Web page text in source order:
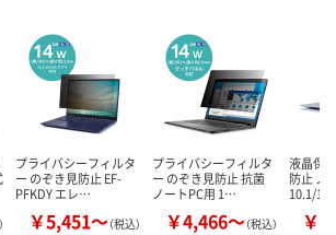
プライバシーフィルタ
ー のぞき見防止 EF-
PFKDY エレ…
￥5,451～（税込）
プライバシーフィルタ
ー のぞき見防止 抗菌
ノートPC用 1…
￥4,466～（税込）
液晶保
防止 ノ
10.1/
￥